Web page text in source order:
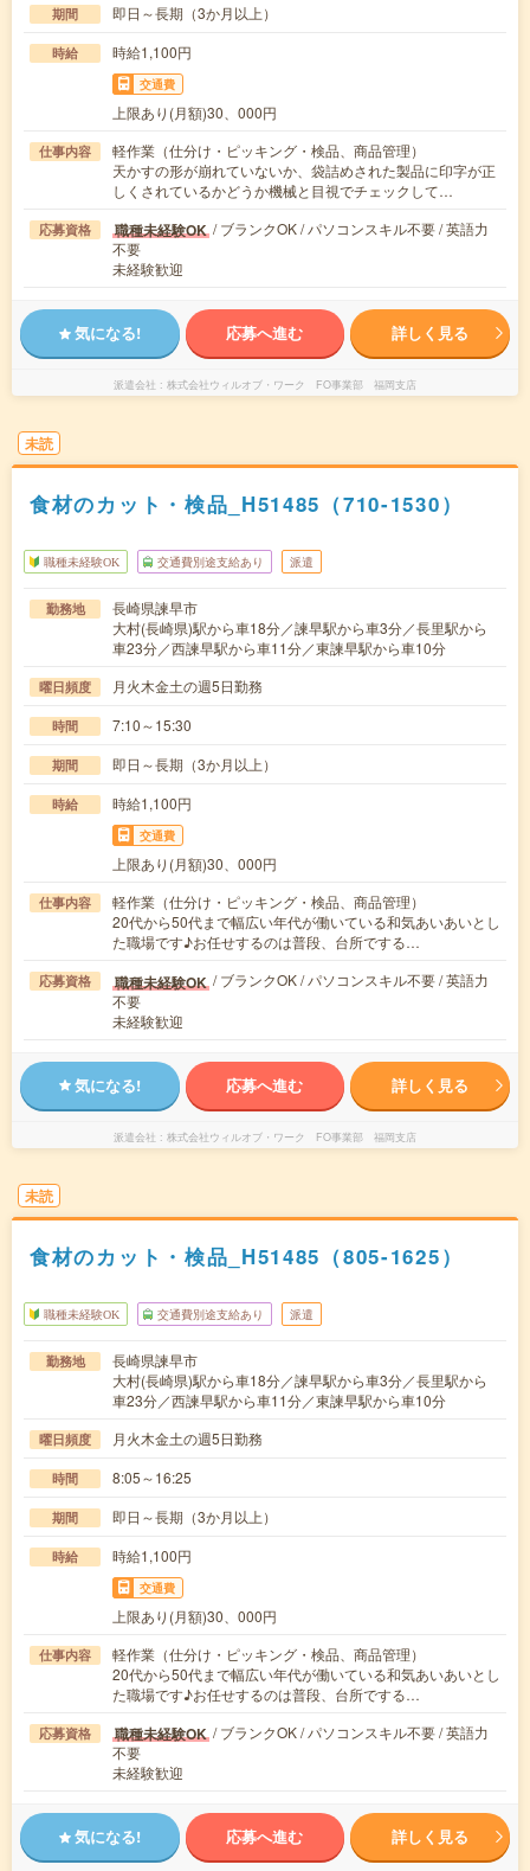
期間 即日～長期（3か月以上）
時給 時給1,100円
交通費
上限あり(月額)30、000円
仕事内容
軽作業（仕分け・ピッキング・検品、商品管理）
天かすの形が崩れていないか、袋詰めされた製品に印字が正
しくされているかどうか機械と目視でチェックして…
応募資格 職種未経験OK / ブランクOK / パソコンスキル不要 / 英語力
不要
未経験歓迎
気になる! 応募へ進む 詳しく見る
派遣会社 株式会社ウィルオブ・ワーク FO事業部 福岡支店
未読
食材のカット・検品_H51485（710-1530）
職種未経験OK 交通費別途支給あり 派遣
勤務地
長崎県諫早市
大村(長崎県)駅から車18分／諫早駅から車3分／長里駅から
車23分／西諫早駅から車11分／東諫早駅から車10分
曜日頻度 月火木金土の週5日勤務
時間 7:10～15:30
期間 即日～長期（3か月以上）
時給 時給1,100円
交通費
上限あり(月額)30、000円
仕事内容
軽作業（仕分け・ピッキング・検品、商品管理）
20代から50代まで幅広い年代が働いている和気あいあいとし
た職場です♪お任せするのは普段、台所でする…
応募資格 職種未経験OK / ブランクOK / パソコンスキル不要 / 英語力
不要
未経験歓迎
気になる! 応募へ進む 詳しく見る
派遣会社 株式会社ウィルオブ・ワーク FO事業部 福岡支店
未読
食材のカット・検品_H51485（805-1625）
職種未経験OK 交通費別途支給あり 派遣
勤務地
長崎県諫早市
大村(長崎県)駅から車18分／諫早駅から車3分／長里駅から
車23分／西諫早駅から車11分／東諫早駅から車10分
曜日頻度 月火木金土の週5日勤務
時間 8:05～16:25
期間 即日～長期（3か月以上）
時給 時給1,100円
交通費
上限あり(月額)30、000円
仕事内容
軽作業（仕分け・ピッキング・検品、商品管理）
20代から50代まで幅広い年代が働いている和気あいあいとし
た職場です♪お任せするのは普段、台所でする…
応募資格 職種未経験OK / ブランクOK / パソコンスキル不要 / 英語力
不要
未経験歓迎
気になる! 応募へ進む 詳しく見る